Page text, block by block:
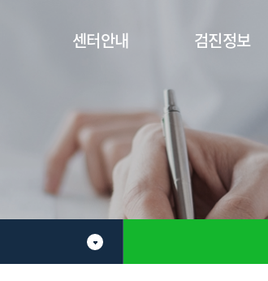
센터안내 검진정보